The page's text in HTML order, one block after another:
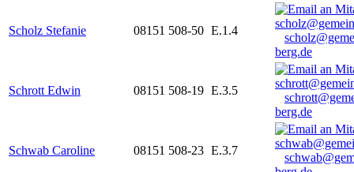
Scholz Stefanie 08151 508-50 E.1.4
berg.de
Schrott Edwin 08151 508-19 E.3.5
berg.de
Schwab Caroline 08151 508-23 E.3.7